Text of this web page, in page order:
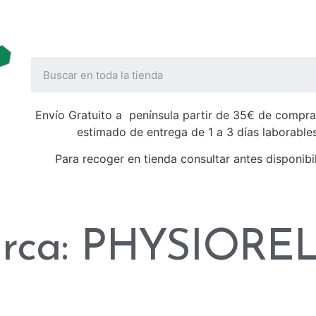
Envío Gratuito a península partir de 35€ de
estimado de entrega de 1 a 3 días
Para recoger en tienda consultar antes